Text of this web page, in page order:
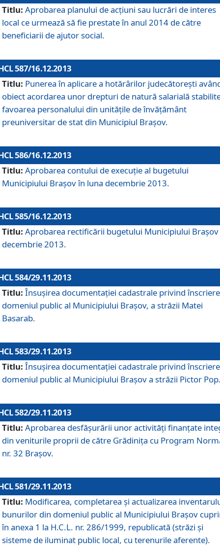
Titlu: Aprobarea planului de acţiuni sau lucrări de interes
local ce urmează să fie prestate în anul 2014 de către
beneficiarii de ajutor social.
587/16.12.2013
Titlu: Punerea în aplicare a hotărârilor judecătoreşti
obiect acordarea unor drepturi de natură salarială
favoarea personalului din unităţile de învăţământ
preuniversitar de stat din Municipiul Braşov.
586/16.12.2013
Titlu: Aprobarea contului de execuţie al bugetului
Municipiului Braşov în luna decembrie 2013.
585/16.12.2013
Titlu: Aprobarea rectificării bugetului Municipiului Braşov
decembrie 2013.
584/29.11.2013
Titlu: Însuşirea documentaţiei cadastrale privind
domeniul public al Municipiului Braşov, a străzii Matei
Basarab.
583/29.11.2013
Titlu: Însuşirea documentaţiei cadastrale privind
domeniul public al Municipiului Braşov a străzii Pictor
582/29.11.2013
Titlu: Aprobarea desfăşurării unor activităţi finanţate
din veniturile proprii de către Grădiniţa cu Program
nr. 32 Braşov.
581/29.11.2013
Titlu: Modificarea, completarea şi actualizarea
bunurilor din domeniul public al Municipiului Braşov
în anexa 1 la H.C.L. nr. 286/1999, republicată (străzi şi
sisteme de iluminat public local, cu terenurile aferente).